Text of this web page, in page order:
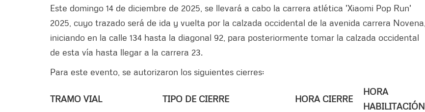
Este domingo 14 de diciembre de 2025, se llevará a cabo la carrera atlética 'Xiaomi Pop Run'
2025, cuyo trazado será de ida y vuelta por la calzada occidental de la avenida carrera Novena,
iniciando en la calle 134 hasta la diagonal 92, para posteriormente tomar la calzada occidental
de esta vía hasta llegar a la carrera 23.
Para este evento, se autorizaron los siguientes cierres:
TRAMO VIAL TIPO DE CIERRE HORA CIERRE
HORA
HABILITACIÓN